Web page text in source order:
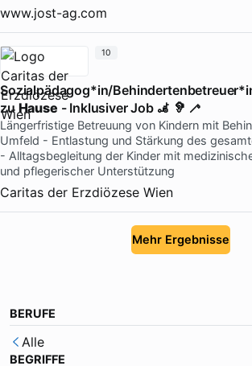
www.jost-ag.com
Sozialpädagog*in/
zu Hause - Inklusiver Job 🦼 🦻 🦯
Längerfristige Betreuung von Kindern mit
Umfeld - Entlastung und Stärkung des
- Alltagsbegleitung der Kinder mit
und pflegerischer Unterstützung
Caritas der Erzdiözese Wien
10
Mehr Ergebnisse
BERUFE
Alle
BEGRIFFE